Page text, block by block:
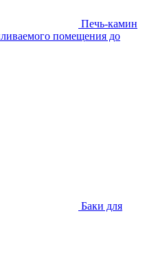
Печь-камин
помещения до
Баки для